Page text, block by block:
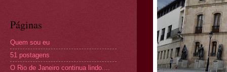
Páginas
Quem sou eu
51 postagens
O Rio de Janeiro continua lindo....